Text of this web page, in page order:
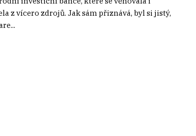
z vícero zdrojů. Jak sám přiznává, byl si jistý,